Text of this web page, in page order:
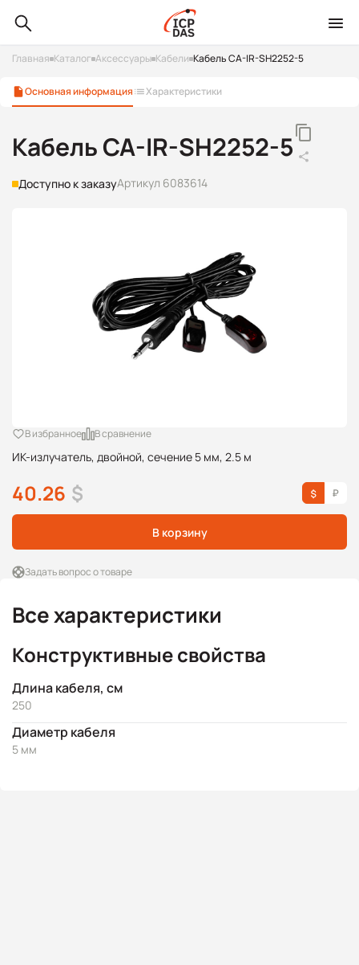
Главная Каталог Аксессуары Кабели Кабель CA-IR-SH2252-5
Основная информация Характеристики
Кабель CA-IR-SH2252-5
Доступно к заказуАртикул 6083614
ИК-излучатель, двойной, сечение 5 мм, 2.5 м
В избранное В сравнение
40.26 $
В корзину
Задать вопрос о товаре
Все характеристики
Конструктивные свойства
Длина кабеля, см
250
Диаметр кабеля
5 мм